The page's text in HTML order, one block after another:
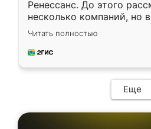
Ренессанс. До этого
несколько компаний, но
эту. Сначала обговорили
приехал замерщик, всё
и снял размеры.
мебель сразу встала на
каких-либо доработок.
довольна, все выглядит
Читать полностью
Еще